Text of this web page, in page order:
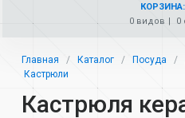
КОРЗИНА:
0 видов
0
Главная Каталог Посуда
Кастрюли
Кастрюля